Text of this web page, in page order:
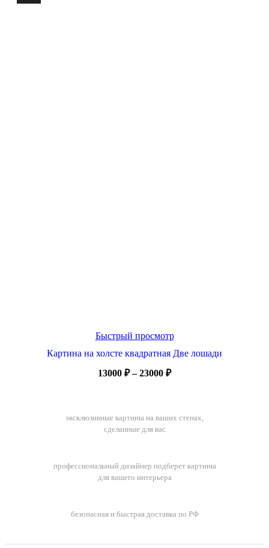
Быстрый просмотр
Картина на холсте квадратная Две лошади
13000 ₽ – 23000 ₽Диапазон
23000 ₽
эксклюзивные картины на ваших стенах,
сделанные для вас
профессиональный дизайнер подберет картины
для вашего интерьера
безопасная и быстрая доставка по РФ